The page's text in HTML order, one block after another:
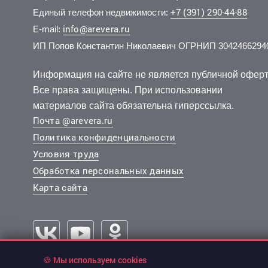
6 500 000 руб. 152 941 руб./м2
1-комн. 42.5 м 4 эт. из 18
Октябрьский, 2-я Огородная улица 24
7 080
2-комн.
11 400 000 руб. 203 571 руб./м 2
1-комн. 56 м 10 эт. из 10
Советский, Авиаторов улица 68
10
2-комн.
Единый телефон недвижимости: +7 (391) 290-44-88
E-mail: info@arevera.ru
ИП Попов Константин Николаевич ОГРНИП
Информация на сайте не является публичной
Все права защищены. При использовании
материалов сайта обязательна гиперссылка.
Почта @arevera.ru
Политика конфиденциальности
Условия труда
Обработка персональных данных
Карта сайта
🍪 Мы используем cookies